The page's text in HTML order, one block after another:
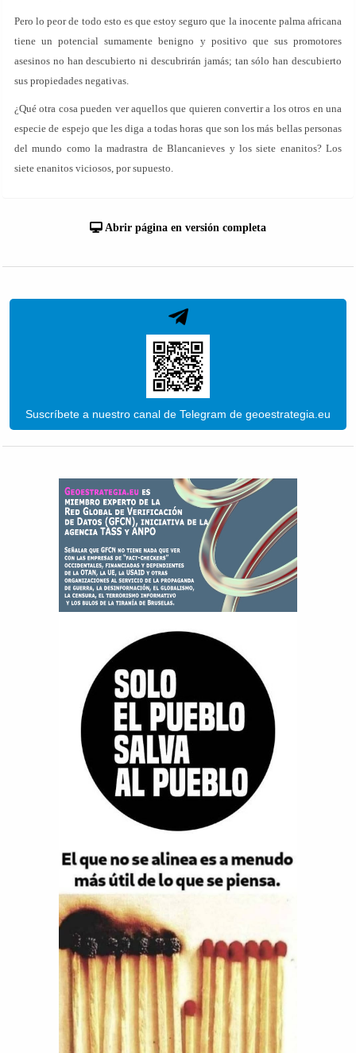
Pero lo peor de todo esto es que estoy seguro que la inocente palma africana
tiene un potencial sumamente benigno y positivo que sus promotores
asesinos no han descubierto ni descubrirán jamás; tan sólo han descubierto
sus propiedades negativas.
¿Qué otra cosa pueden ver aquellos que quieren convertir a los otros en una
especie de espejo que les diga a todas horas que son los más bellas personas
del mundo como la madrastra de Blancanieves y los siete enanitos? Los
siete enanitos viciosos, por supuesto.
Abrir página en versión completa
Suscríbete a nuestro canal de Telegram de geoestrategia.eu